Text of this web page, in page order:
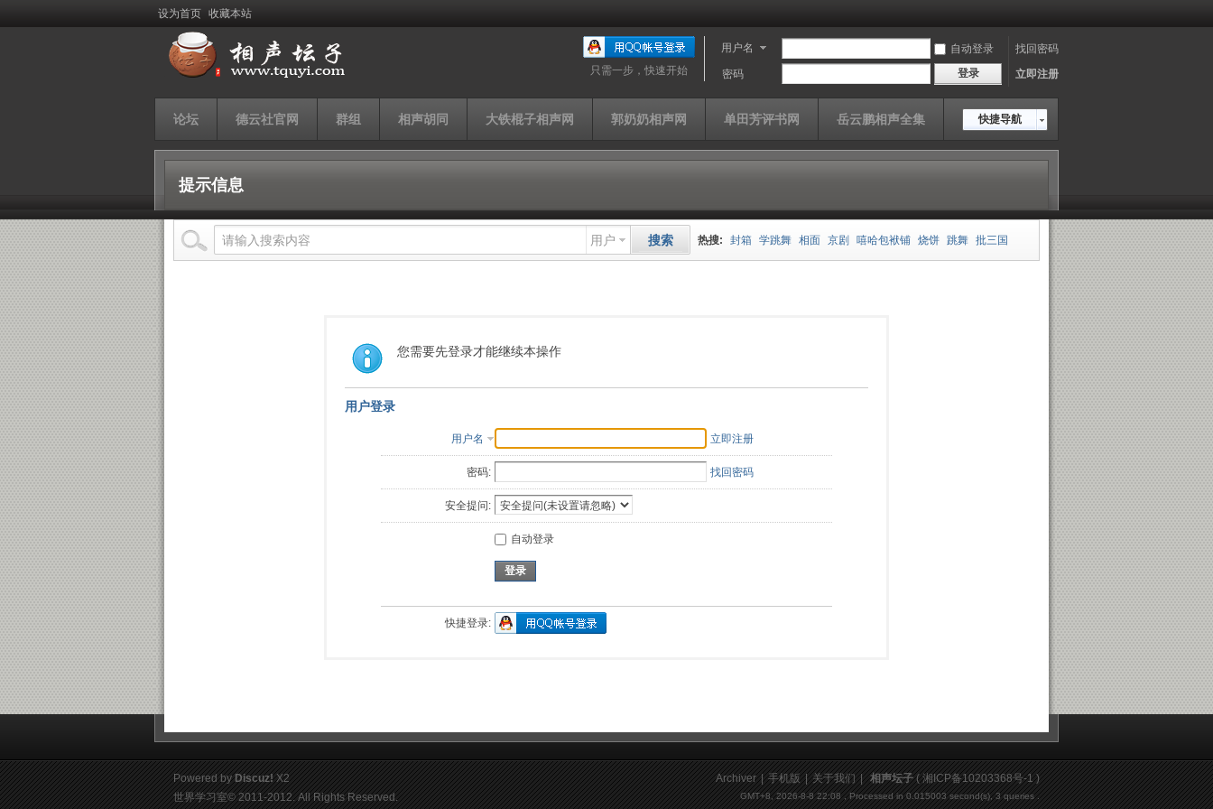
设为首页 收藏本站
用户名 自动登录
找回密码
密码
登录 立即注册
只需一步，快速开始
快捷导航
论坛 德云社官网 群组 相声胡同 大铁棍子相声网 郭奶奶相声网 单田芳评书网 岳云鹏相声全集
提示信息
用户 搜索 热搜: 封箱 学跳舞 相面 京剧 嘻哈包袱铺 烧饼 跳舞 批三国
您需要先登录才能继续本操作
用户登录
用户名 立即注册
密码: 找回密码
安全提问:
自动登录
登录
快捷登录:
Archiver | 手机版 | 关于我们 | 相声坛子(湘ICP备10203368号-1)
GMT+8, 2026-8-8 22:08, Processed in 0.015003 second(s), 3 queries .
Powered byDiscuz! X2
世界学习室© 2011-2012. All Rights Reserved.